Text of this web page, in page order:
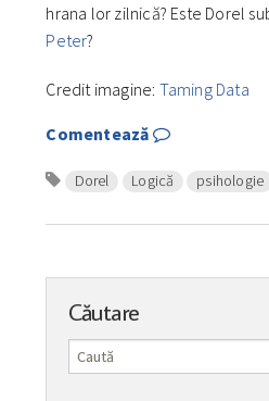
hrana lor zilnică? Este Dorel
Peter?
Credit imagine: Taming Data
Comentează
Dorel Logică psihologie
Căutare